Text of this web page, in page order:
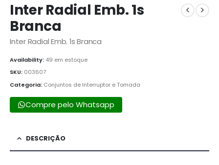
Inter Radial Emb. 1s
Branca
Inter Radial Emb. 1s Branca
Availability: 49 em estoque
SKU: 003607
Categoria: Conjuntos de Interruptor e Tomada
Compre pelo Whatsapp
DESCRIÇÃO